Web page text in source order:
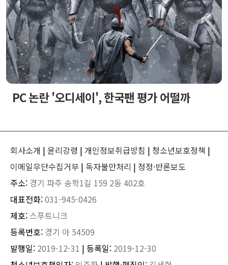
PC 논란 '오디세이', 한국팬 평가 어떨까
회사소개 | 윤리강령 | 개인정보취급방침 | 청소년보호정책 |
이메일무단수집거부 | 독자불만처리 | 정정·반론보도
주소: 경기 파주 송학1길 159 2동 402호
대표전화:031-945-0426
제호: 스푸트니크
등록번호: 경기 아 54509
발행일: 2019-12-31 | 등록일: 2019-12-30